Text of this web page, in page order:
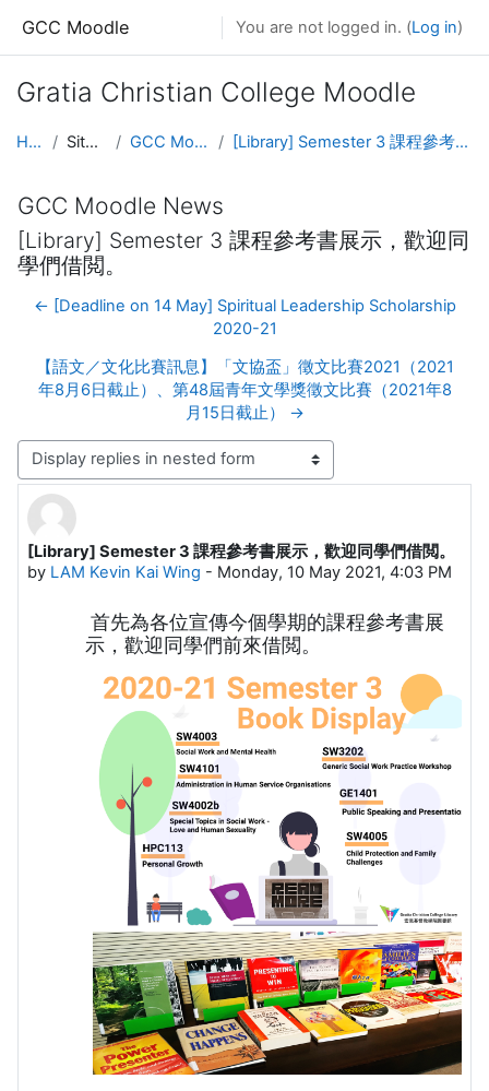
GCC Moodle You are not logged in. (Log in)
Gratia Christian College Moodle
Home Site pages GCC Moodle News [Library] Semester 3 課程參考書展示，歡迎同學們借閲。
GCC Moodle News
[Library] Semester 3 課程參考書展示，歡迎同
學們借閲。
← [Deadline on 14 May] Spiritual Leadership Scholarship
2020-21
【語文／文化比賽訊息】「文協盃」徵文比賽2021（2021
年8月6日截止）、第48屆青年文學獎徵文比賽（2021年8
月15日截止） →
Display mode
[Library] Semester 3 課程參考書展示，歡迎同學們借閲。
by LAM Kevin Kai Wing - Monday, 10 May 2021, 4:03 PM
Number of replies: 0
首先為各位宣傳今個學期的課程參考書展
示，歡迎同學們前來借閲。